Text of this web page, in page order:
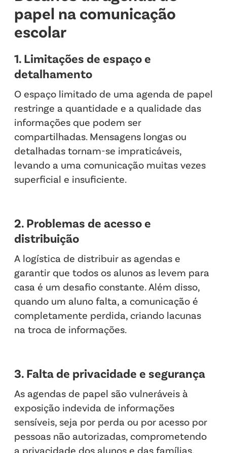
papel na comunicação
escolar
1. Limitações de espaço e
detalhamento
O espaço limitado de uma agenda de papel
restringe a quantidade e a qualidade das
informações que podem ser
compartilhadas. Mensagens longas ou
detalhadas tornam-se impraticáveis,
levando a uma comunicação muitas vezes
superficial e insuficiente.
2. Problemas de acesso e
distribuição
A logística de distribuir as agendas e
garantir que todos os alunos as levem para
casa é um desafio constante. Além disso,
quando um aluno falta, a comunicação é
completamente perdida, criando lacunas
na troca de informações.
3. Falta de privacidade e segurança
As agendas de papel são vulneráveis à
exposição indevida de informações
sensíveis, seja por perda ou por acesso por
pessoas não autorizadas, comprometendo
a privacidade dos alunos e das famílias.